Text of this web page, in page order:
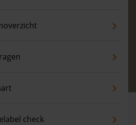
check